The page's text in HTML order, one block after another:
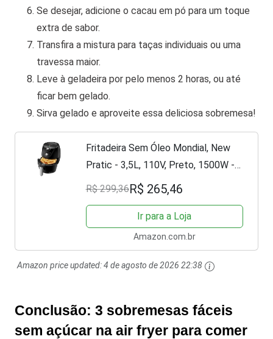
Se desejar, adicione o cacau em pó para um toque
extra de sabor.
Transfira a mistura para taças individuais ou uma
travessa maior.
Leve à geladeira por pelo menos 2 horas, ou até
ficar bem gelado.
Sirva gelado e aproveite essa deliciosa sobremesa!
Fritadeira Sem Óleo Mondial, New
Pratic - 3,5L, 110V, Preto, 1500W -
AF-31
R$ 299,36R$ 265,46
Ir para a Loja
Amazon.com.br
Amazon price updated:4 de agosto de 2026 22:38
Conclusão: 3 sobremesas fáceis
sem açúcar na air fryer para comer